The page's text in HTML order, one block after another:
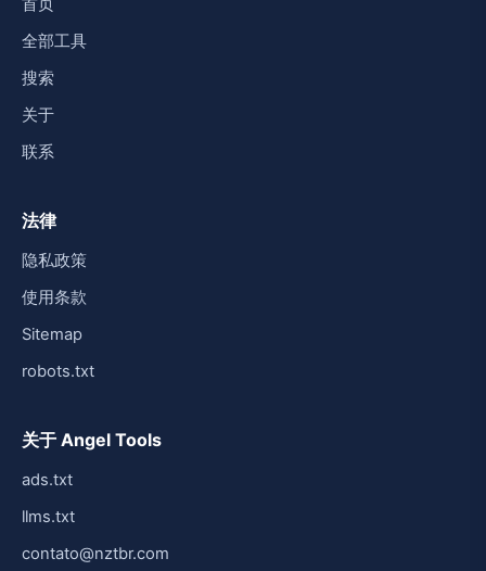
首页
全部工具
搜索
关于
联系
法律
隐私政策
使用条款
Sitemap
robots.txt
关于 Angel Tools
ads.txt
llms.txt
contato@nztbr.com